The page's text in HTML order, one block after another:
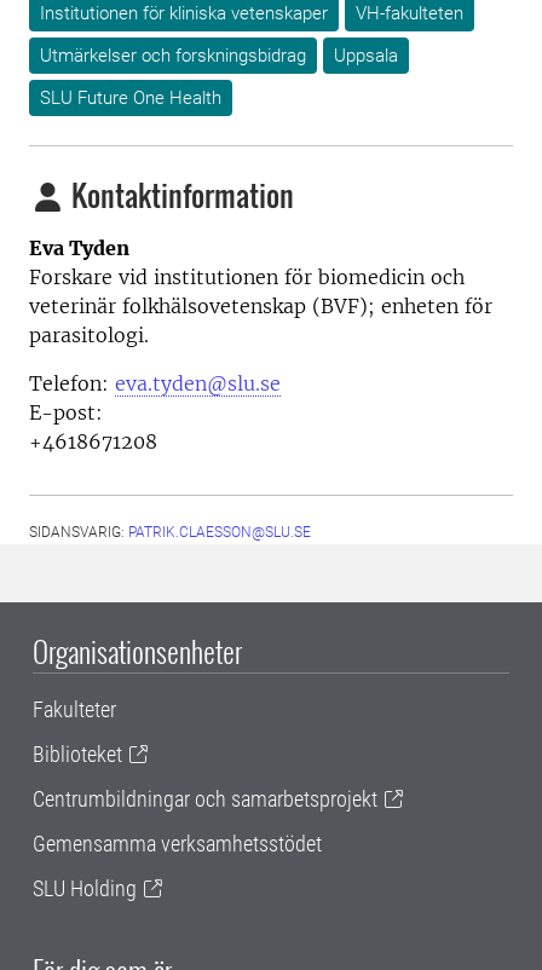
Institutionen för kliniska vetenskaper
VH-fakulteten
Utmärkelser och forskningsbidrag
Uppsala
SLU Future One Health
Kontaktinformation
Eva Tyden
Forskare vid institutionen för biomedicin och
veterinär folkhälsovetenskap (BVF); enheten för
parasitologi.
Telefon: eva.tyden@slu.se
E-post:
+4618671208
SIDANSVARIG: PATRIK.CLAESSON@SLU.SE
Organisationsenheter
Fakulteter
Biblioteket
Centrumbildningar och samarbetsprojekt
Gemensamma verksamhetsstödet
SLU Holding